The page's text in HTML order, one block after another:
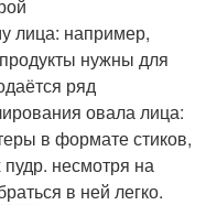
лица: например,
нужны для
ряд
овала лица:
в формате стиков,
несмотря на
в ней легко.